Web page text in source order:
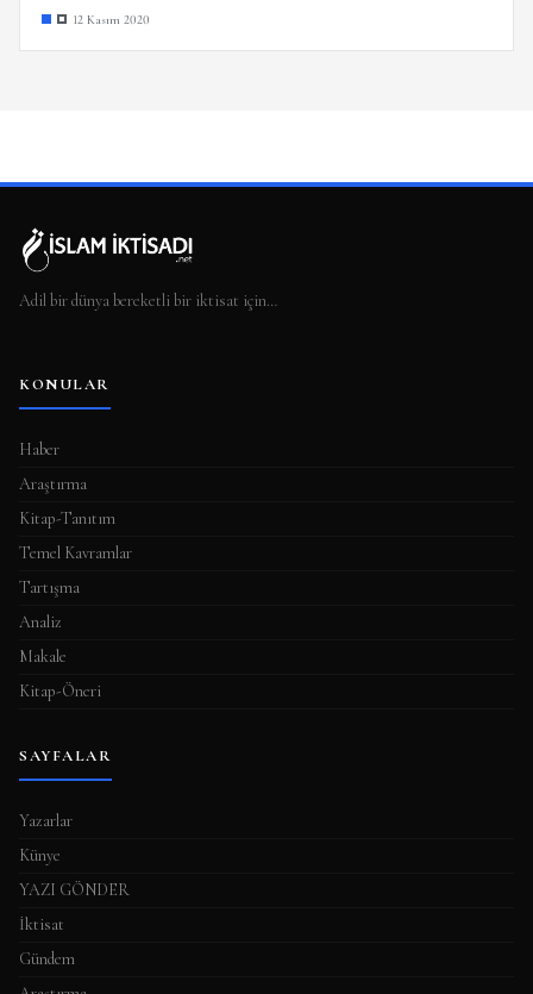
12 Kasım 2020
Adil bir dünya bereketli bir iktisat için…
KONULAR
Haber
Araştırma
Kitap-Tanıtım
Temel Kavramlar
Tartışma
Analiz
Makale
Kitap-Öneri
SAYFALAR
Yazarlar
Künye
YAZI GÖNDER
İktisat
Gündem